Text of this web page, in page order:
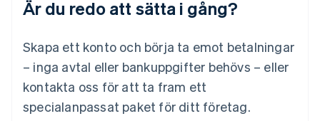
Är du redo att sätta i gång?
Skapa ett konto och börja ta emot betalningar
– inga avtal eller bankuppgifter behövs – eller
kontakta oss för att ta fram ett
specialanpassat paket för ditt företag.
FrançaisDeutschEnglish
Malta
English
Mexiko
Español English
Nederländerna